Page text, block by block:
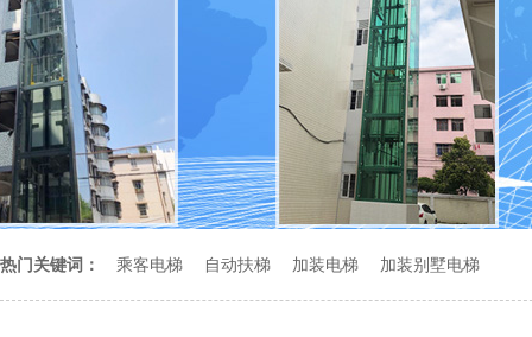
热门关键词： 乘客电梯 自动扶梯 加装电梯 加装别墅电梯